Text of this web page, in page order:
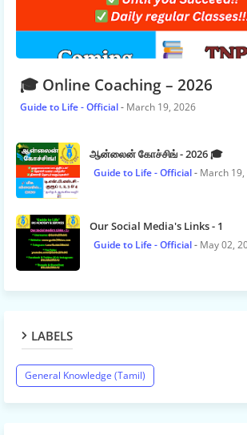
🎓 Online Coaching – 2026
Guide to Life - Official March 19, 2026
ஆன்லைன் கோச்சிங் - 2026 🎓
Guide to Life - Official March
Our Social Media's Links - 1
Guide to Life - Official May 02,
LABELS
General Knowledge (Tamil)